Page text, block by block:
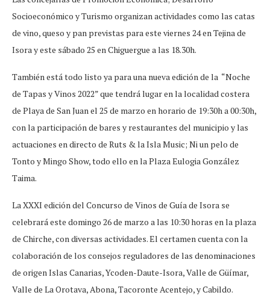
Socioeconómico y Turismo organizan actividades como las catas
de vino, queso y pan previstas para este viernes 24 en Tejina de
Isora y este sábado 25 en Chiguergue a las 18.30h.
También está todo listo ya para una nueva edición de la “Noche
de Tapas y Vinos 2022” que tendrá lugar en la localidad costera
de Playa de San Juan el 25 de marzo en horario de 19:30h a 00:30h,
con la participación de bares y restaurantes del municipio y las
actuaciones en directo de Ruts & la Isla Music; Ni un pelo de
Tonto y Mingo Show, todo ello en la Plaza Eulogia González
Taima.
La XXXI edición del Concurso de Vinos de Guía de Isora se
celebrará este domingo 26 de marzo a las 10:30 horas en la plaza
de Chirche, con diversas actividades. El certamen cuenta con la
colaboración de los consejos reguladores de las denominaciones
de origen Islas Canarias, Ycoden-Daute-Isora, Valle de Güímar,
Valle de La Orotava, Abona, Tacoronte Acentejo, y Cabildo.